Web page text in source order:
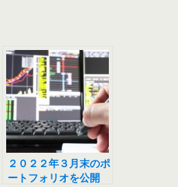
２０２２年３月末のポ
ートフォリオを公開